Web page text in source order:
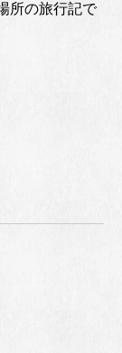
所の旅行記で